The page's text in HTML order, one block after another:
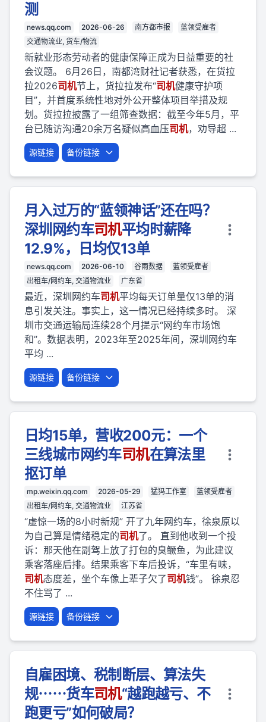
测
news.qq.com 2026-06-26 南方都市报
蓝领受雇者
交通物流业, 货车/物流
新就业形态劳动者的健康保障正成为日益重要的社
会议题。 6月26日，南都湾财社记者获悉，在货拉
拉2026司机节上，货拉拉发布“司机健康守护项
目”，并首度系统性地对外公开整体项目举措及规
划。货拉拉披露了一组筛查数据：截至今年5月，平
台已随访沟通20余万名疑似高血压司机，劝导超 ...
源链接 备份链接
月入过万的“蓝领神话”还在吗？
深圳网约车司机平均时薪降
12.9%，日均仅13单
news.qq.com 2026-06-10 谷雨数据
蓝领受雇者
出租车/网约车, 交通物流业
广东省
最近，深圳网约车司机平均每天订单量仅13单的消
息引发关注。事实上，这一情况已经持续多时。 深
圳市交通运输局连续28个月提示“网约车市场饱
和”。数据表明，2023年至2025年间，深圳网约车
平均 ...
源链接 备份链接
日均15单，营收200元：一个
三线城市网约车司机在算法里
抠订单
mp.weixin.qq.com 2026-05-29 猛犸工作室
蓝领受雇者
出租车/网约车, 交通物流业
江苏省
“虚惊一场的8小时新规” 开了九年网约车，徐泉原以
为自己算是情绪稳定的司机了。 直到他收到一个投
诉：那天他在副驾上放了打包的臭鳜鱼，为此建议
乘客落座后排。结果乘客下车后投诉，“车里有味，
司机态度差，坐个车像上辈子欠了司机钱”。 徐泉忍
不住骂了 ...
源链接 备份链接
自雇困境、税制断层、算法失
规⋯⋯货车司机“越跑越亏、不
跑更亏”如何破局？